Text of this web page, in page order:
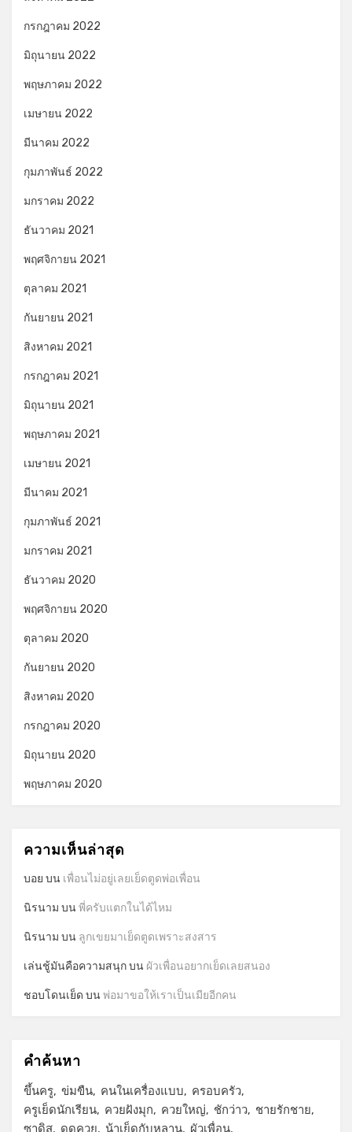
กรกฎาคม 2022
มิถุนายน 2022
พฤษภาคม 2022
เมษายน 2022
มีนาคม 2022
กุมภาพันธ์ 2022
มกราคม 2022
ธันวาคม 2021
พฤศจิกายน 2021
ตุลาคม 2021
กันยายน 2021
สิงหาคม 2021
กรกฎาคม 2021
มิถุนายน 2021
พฤษภาคม 2021
เมษายน 2021
มีนาคม 2021
กุมภาพันธ์ 2021
มกราคม 2021
ธันวาคม 2020
พฤศจิกายน 2020
ตุลาคม 2020
กันยายน 2020
สิงหาคม 2020
กรกฎาคม 2020
มิถุนายน 2020
พฤษภาคม 2020
ความเห็นล่าสุด
บอย บน เพื่อนไม่อยู่เลยเย็ดตูดพ่อเพื่อน
นิรนาม บนพี่ครับแตกในได้ไหม
นิรนาม บน ลูกเขยมาเย็ดตูดเพราะสงสาร
เล่นชู้มันคือความสนุกบน ผัวเพื่อนอยากเย็ดเลยสนอง
ชอบโดนเย็ด บนพ่อมาขอให้เราเป็นเมียอีกคน
คำค้นหา
ขึ้นครู ข่มขืน คนในเครื่องแบบ
ครอบครัว
ครูเย็ดนักเรียน
ควยฝังมุก ควยใหญ่ ชักว่าว
ชายรักชาย
ซาดิส
ดูดควย น้าเย็ดกับหลาน ผัวเพื่อน